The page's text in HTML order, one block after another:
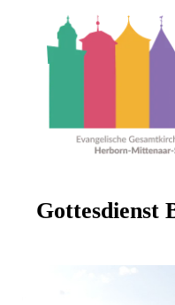
Gottesdienst